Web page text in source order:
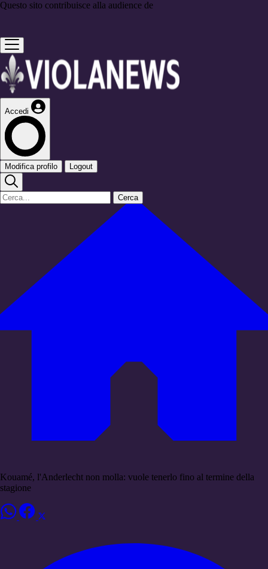
Questo sito contribuisce alla audience de
Accedi
Modifica profilo Logout
Cerca
Kouamé, l'Anderlecht non molla: vuole tenerlo fino al termine della
stagione